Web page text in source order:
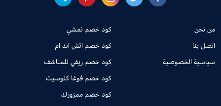
من نحن
اتصل بنا
سياسية الخصوصية
كود خصم نمشي
كود خصم اتش اند ام
كود خصم ريفي للمناشف
كود خصم فوغا كلوسيت
كود خصم ممزورلد